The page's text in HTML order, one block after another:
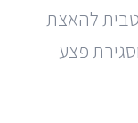
להאצת
פצע